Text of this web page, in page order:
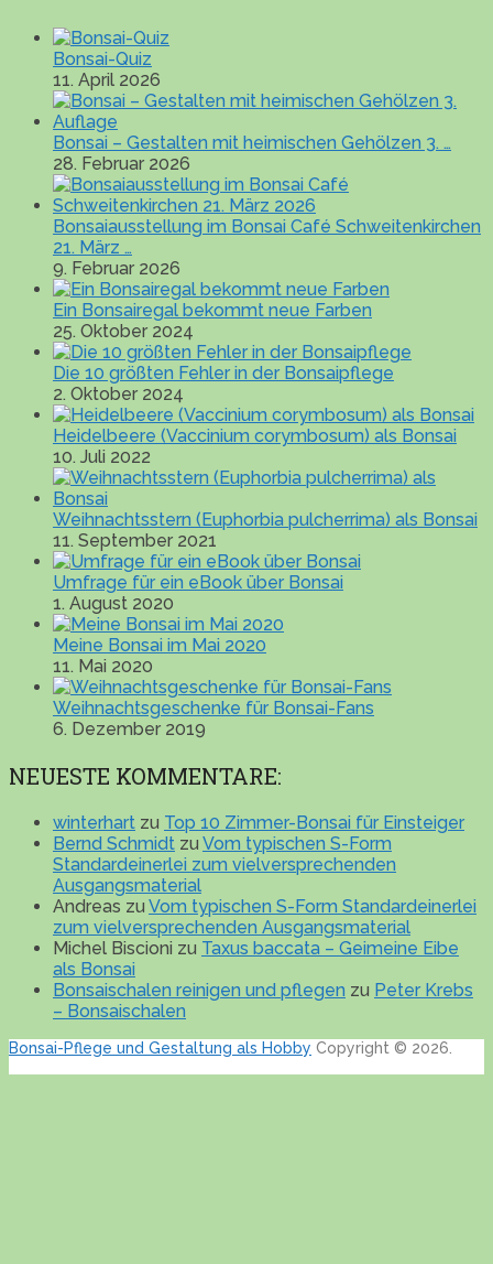
Bonsai-Quiz
11. April 2026
Bonsai – Gestalten mit heimischen Gehölzen 3. …
28. Februar 2026
Bonsaiausstellung im Bonsai Café Schweitenkirchen
21. März …
9. Februar 2026
Ein Bonsairegal bekommt neue Farben
25. Oktober 2024
Die 10 größten Fehler in der Bonsaipflege
2. Oktober 2024
Heidelbeere (Vaccinium corymbosum) als Bonsai
10. Juli 2022
Weihnachtsstern (Euphorbia pulcherrima) als Bonsai
11. September 2021
Umfrage für ein eBook über Bonsai
1. August 2020
Meine Bonsai im Mai 2020
11. Mai 2020
Weihnachtsgeschenke für Bonsai-Fans
6. Dezember 2019
NEUESTE KOMMENTARE:
winterhart zu Top 10 Zimmer-Bonsai für Einsteiger
Bernd Schmidt zu Vom typischen S-Form
Standardeinerlei zum vielversprechenden
Ausgangsmaterial
Andreas zu Vom typischen S-Form Standardeinerlei
zum vielversprechenden Ausgangsmaterial
Michel Biscioni zu Taxus baccata – Geimeine Eibe
als Bonsai
Bonsaischalen reinigen und pflegen zu Peter Krebs
– Bonsaischalen
Bonsai-Pflege und Gestaltung als Hobby Copyright © 2026.